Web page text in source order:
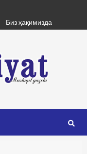
Биз ҳақимизда